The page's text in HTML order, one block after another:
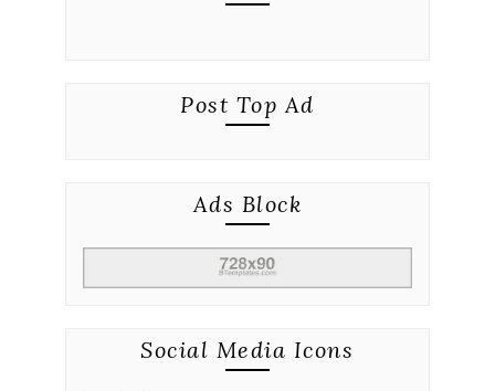
Post Top Ad
Ads Block
Social Media Icons